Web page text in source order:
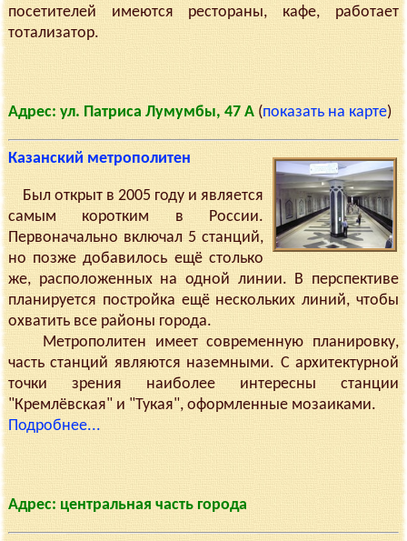
посетителей имеются рестораны, кафе, работает
тотализатор.
Адрес: ул. Патриса Лумумбы, 47 А(показать на карте)
Казанский метрополитен
Был открыт в 2005 году и является
самым коротким в России.
Первоначально включал 5 станций,
но позже добавилось ещё столько
же, расположенных на одной линии. В перспективе
планируется постройка ещё нескольких линий, чтобы
охватить все районы города.
Метрополитен имеет современную планировку,
часть станций являются наземными. С архитектурной
точки зрения наиболее интересны станции
"Кремлёвская" и "Тукая", оформленные мозаиками.
Подробнее...
Адрес: центральная часть города